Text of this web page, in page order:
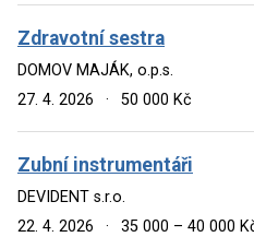
Zdravotní sestra
DOMOV MAJÁK, o.p.s.
27. 4. 2026
· 50 000 Kč
Zubní instrumentáři
DEVIDENT s.r.o.
22. 4. 2026
· 35 000 – 40 000